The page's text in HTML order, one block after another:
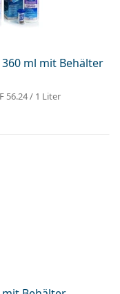
360 ml mit Behälter
56.24/ 1 Liter